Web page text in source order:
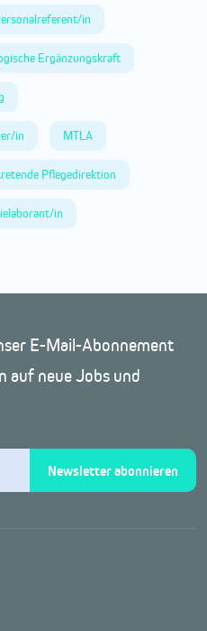
in
Ergänzungskraft
in MTLA
Pflegedirektion
in
E-Mail-Abonnement
auf neue Jobs und
Newsletter abonnieren